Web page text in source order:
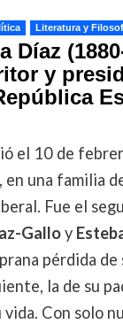
Literatura y
Díaz
y
el 10 de
una familia
Fue el
Galloy
pérdida de
la de su
Con solo